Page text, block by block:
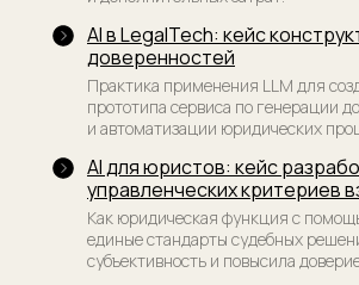
AI в LegalTech: кейс
доверенностей
Практика применения LLM для
прототипа сервиса по генерации
и автоматизации юридических
AI для юристов: кейс
управленческих критериев
Как юридическая функция с
единые стандарты судебных
субъективность и повысила